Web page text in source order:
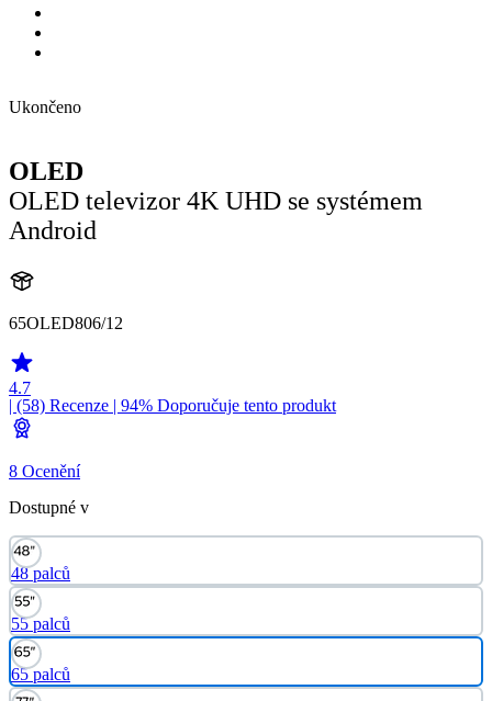
Ukončeno
OLED
OLED televizor 4K UHD se systémem
Android
65OLED806/12
4.7
| (58) Recenze | 94% Doporučuje tento produkt
8 Ocenění
Dostupné v
48 palců
55 palců
65 palců